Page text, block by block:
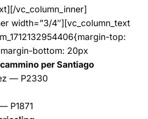
vc_column_inner]
width=”3/4″][vc_column_text
top:
bottom: 20px
per Santiago
— P2330
P1871